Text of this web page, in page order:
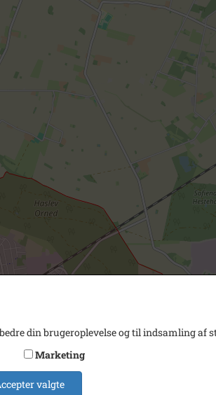
din brugeroplevelse og til indsamling af
Marketing
valgte